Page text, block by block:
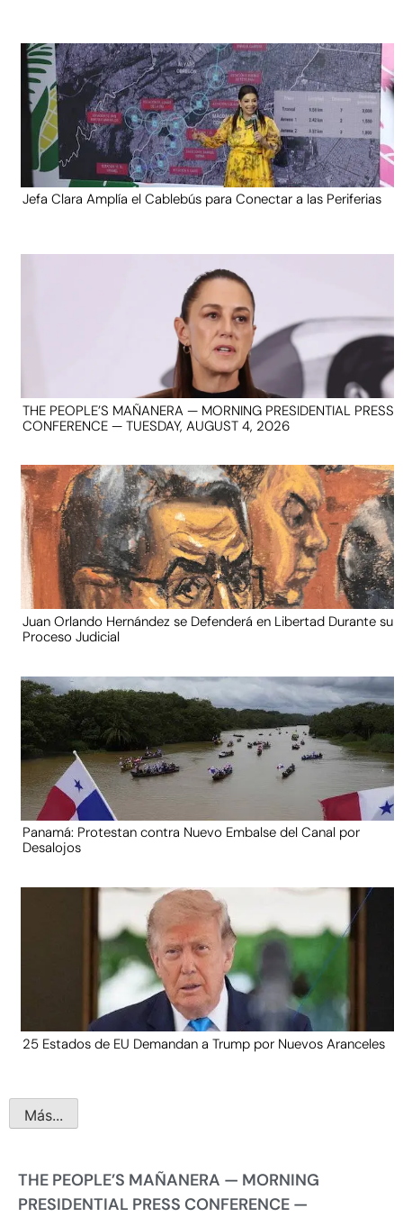
Jefa Clara Amplía el Cablebús para Conectar a las Periferias
THE PEOPLE’S MAÑANERA — MORNING PRESIDENTIAL PRESS
CONFERENCE — TUESDAY, AUGUST 4, 2026
Juan Orlando Hernández se Defenderá en Libertad Durante su
Proceso Judicial
Panamá: Protestan contra Nuevo Embalse del Canal por
Desalojos
25 Estados de EU Demandan a Trump por Nuevos Aranceles
Más...
THE PEOPLE’S MAÑANERA — MORNING
PRESIDENTIAL PRESS CONFERENCE —